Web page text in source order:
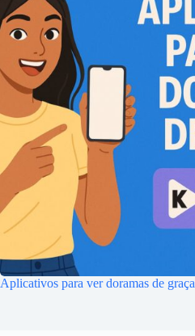
Aplicativos para ver doramas de graça